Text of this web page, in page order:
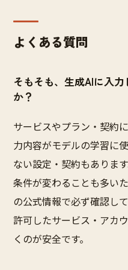
よくある質問
そもそも、生成AIに入
か？
サービスやプラン・契約
力内容がモデルの学習に
ない設定・契約もありま
条件が変わることも多い
の公式情報で必ず確認し
許可したサービス・アカ
くのが安全です。